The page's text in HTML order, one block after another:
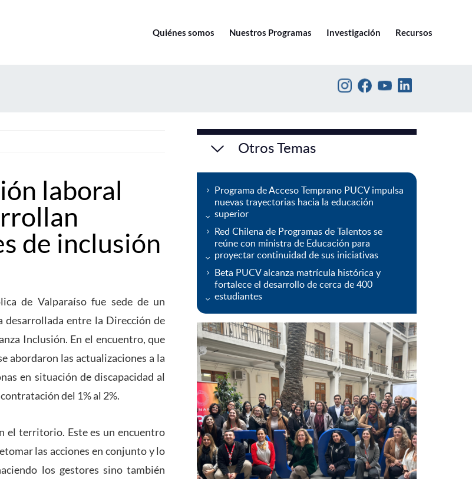
Quiénes somos Nuestros Programas Investigación Recursos
laboral
de inclusión
de Valparaíso fue sede de un
desarrollada entre la Dirección de
Inclusión. En el encuentro, que
abordaron las actualizaciones a la
en situación de discapacidad al
del 1% al 2%.
el territorio. Este es un encuentro
las acciones en conjunto y lo
los gestores sino también
Otros Temas
Programa de Acceso Temprano PUCV impulsa
nuevas trayectorias hacia la educación
superior
Red Chilena de Programas de Talentos se
reúne con ministra de Educación para
proyectar continuidad de sus iniciativas
Beta PUCV alcanza matrícula histórica y
fortalece el desarrollo de cerca de 400
estudiantes